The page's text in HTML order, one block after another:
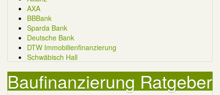
AXA
BBBank
Sparda Bank
Deutsche Bank
DTW Immobilienfinanzierung
Schwäbisch Hall
Baufinanzierung Ratgeber